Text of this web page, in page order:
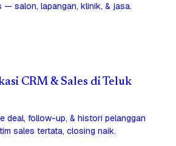
— salon, lapangan, klinik, & jasa.
CRM & Sales di Teluk
deal, follow-up, & histori pelanggan
sales tertata, closing naik.